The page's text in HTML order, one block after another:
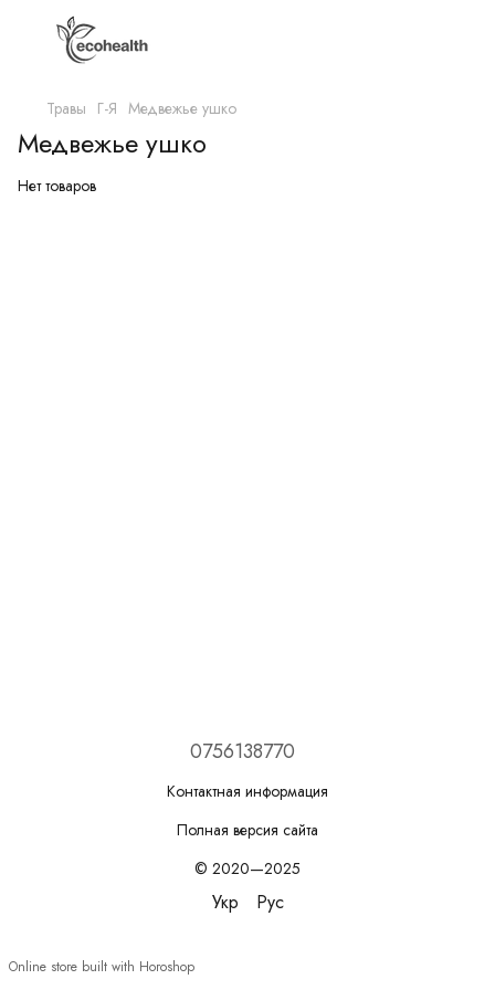
Травы Г-Я Медвежье ушко
Медвежье ушко
Нет товаров
0756138770
Контактная информация
Полная версия сайта
© 2020—2025
Укр Рус
Online store built with Horoshop